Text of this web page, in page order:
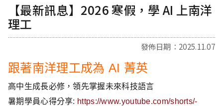
【最新訊息】2026 寒假，學 AI 上南洋
理工
發佈日期：2025.11.07
跟著南洋理工成為 AI 菁英
高中生成長必修，領先掌握未來科技語言
暑期學員心得分享: https://www.youtube.com/shorts/-